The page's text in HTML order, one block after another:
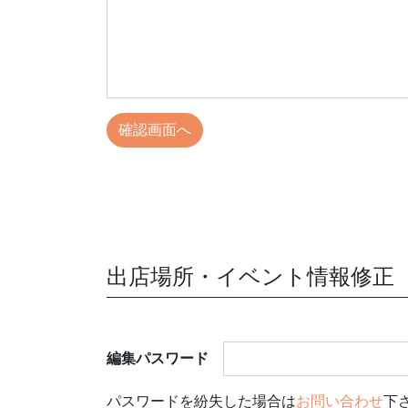
出店場所・イベント情報修正
編集パスワード
パスワードを紛失した場合はお問い合わせ 下